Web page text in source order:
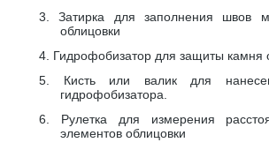
3.Затирка для заполнения швов
облицовки
4. Гидрофобизатор для защиты камня
5. Кисть или валик для
гидрофобизатора.
6. Рулетка для измерения
элементов облицовки